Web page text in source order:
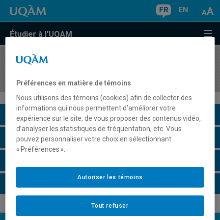
FR EN
Étudier à l'UQAM
COURS//
Description du cours
Horaire - Été 2026
Préférences en matière de témoins
Nous utilisons des témoins (cookies) afin de collecter des
informations qui nous permettent d’améliorer votre
expérience sur le site, de vous proposer des contenus vidéo,
d’analyser les statistiques de fréquentation, etc. Vous
pouvez personnaliser votre choix en sélectionnant
« Préférences ».
Tout refuser
Autoriser les témoins